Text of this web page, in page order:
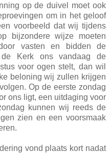
op de duivel moet ook
om in het geloof
voorbeeld dat wij tijdens
bijzondere wijze moeten
vasten en bidden de
de Kerk ons vandaag de
voor ogen stelt, dan wil
beloning wij zullen krijgen
Op de eerste zondag
ons ligt, een uitdaging voor
kunnen wij reeds de
zien en een voorsmaak
vond plaats kort nadat